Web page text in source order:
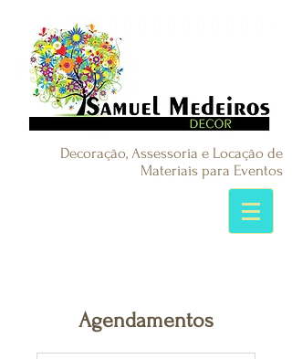
Decoração, Assessoria e Locação de
Materiais para Eventos
Agendamentos